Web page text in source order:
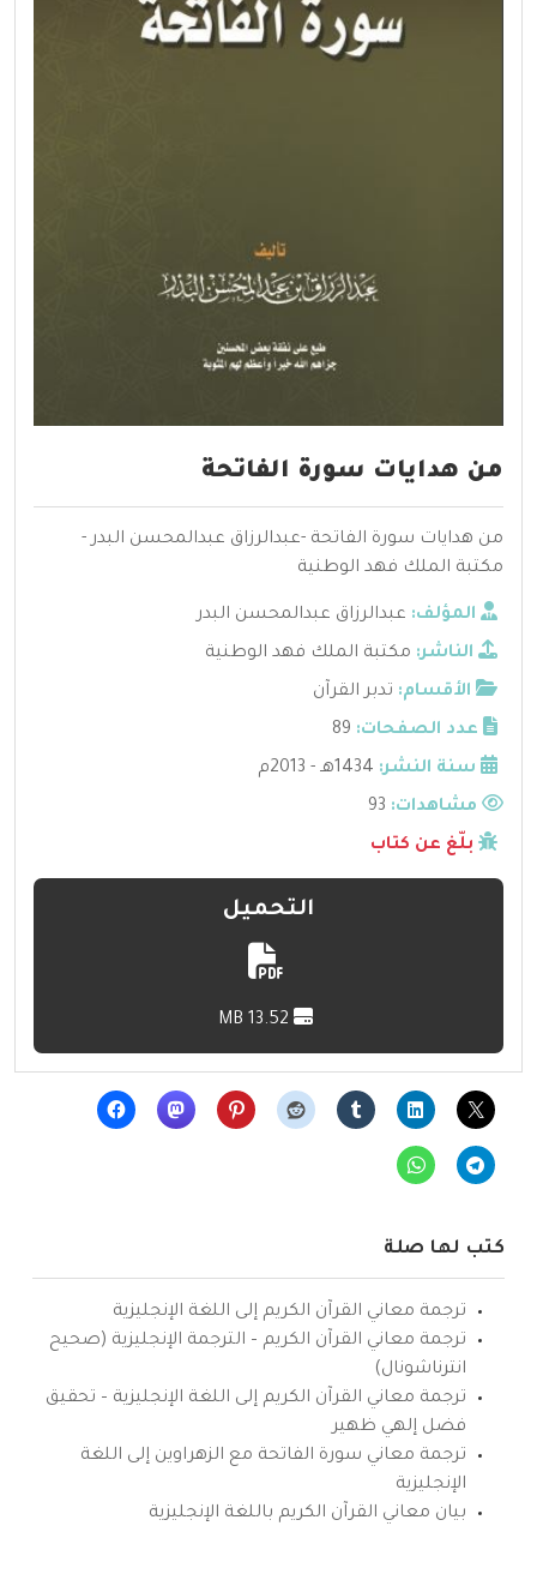
من هدايات سورة الفاتحة
من هدايات سورة الفاتحة -عبدالرزاق عبدالمحسن البدر -
مكتبة الملك فهد الوطنية
المؤلف: عبدالرزاق عبدالمحسن البدر
الناشر: مكتبة الملك فهد الوطنية
الأقسام: تدبر القرآن
عدد الصفحات: 89
سنة النشر: 1434هـ - 2013م
مشاهدات:
بلّغ عن كتاب
التحميل
كتب لها صلة
ترجمة معاني القرآن الكريم إلى اللغة الإنجليزية
ترجمة معاني القرآن الكريم – الترجمة الإنجليزية (صحيح
انترناشونال)
ترجمة معاني القرآن الكريم إلى اللغة الإنجليزية – تحقيق
فضل إلهي ظهير
ترجمة معاني سورة الفاتحة مع الزهراوين إلى اللغة
الإنجليزية
بيان معاني القرآن الكريم باللغة الإنجليزية